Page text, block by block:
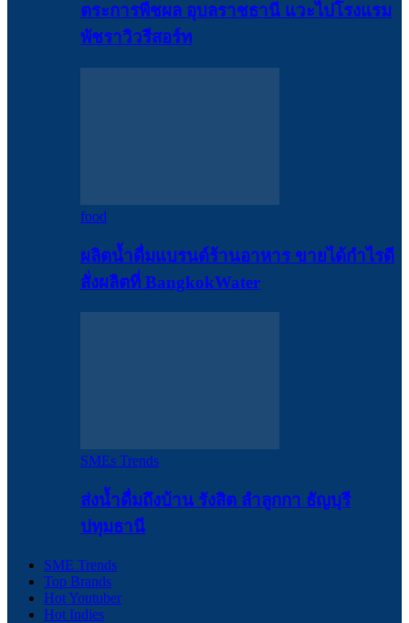
ตระการพืชผล อุบลราชธานี แวะไปโรงแรม
พัชราวิวรีสอร์ท
food
ผลิตน้ำดื่มแบรนด์ร้านอาหาร ขายได้กำไรดี
สั่งผลิตที่ BangkokWater
SMEs Trends
ส่งน้ำดื่มถึงบ้าน รังสิต ลำลูกกา ธัญบุรี
ปทุมธานี
SME Trends
Top Brands
Hot Youtuber
Hot Indies